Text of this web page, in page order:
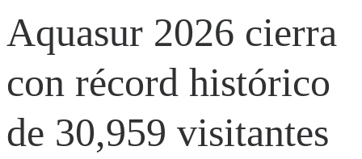
Aquasur 2026 cierra
con récord histórico
de 30,959 visitantes